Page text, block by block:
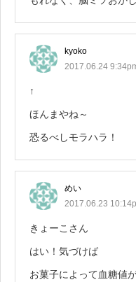
kyoko
2017.06.24
↑
ほんまやね～
恐るべしモラハラ！
めい
2017.06.23
きょーこさん
はい！気づけば
お菓子によって血糖値